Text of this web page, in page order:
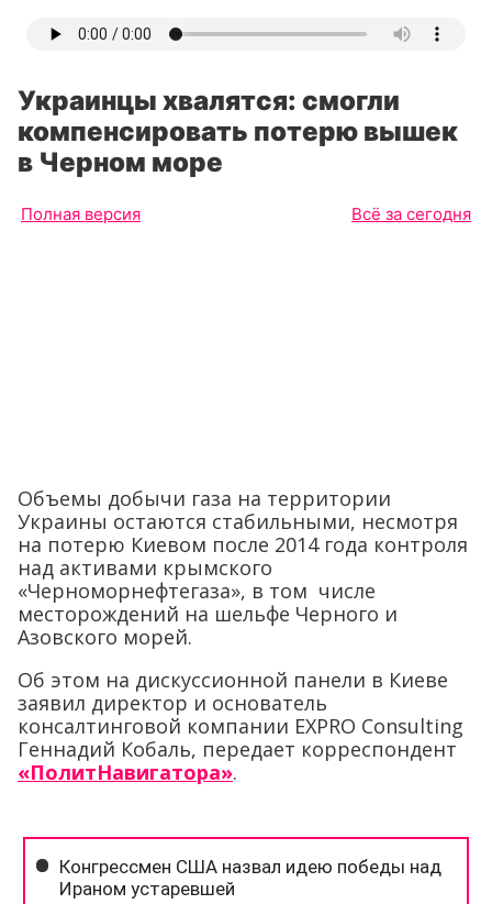
Украинцы хвалятся: смогли
компенсировать потерю вышек
в Черном море
Полная версия Всё за сегодня
Объемы добычи газа на территории
Украины остаются стабильными, несмотря
на потерю Киевом после 2014 года контроля
над активами крымского
«Черноморнефтегаза», в том числе
месторождений на шельфе Черного и
Азовского морей.
Об этом на дискуссионной панели в Киеве
заявил директор и основатель
консалтинговой компании EXPRO Consulting
Геннадий Кобаль, передает корреспондент
«ПолитНавигатора».